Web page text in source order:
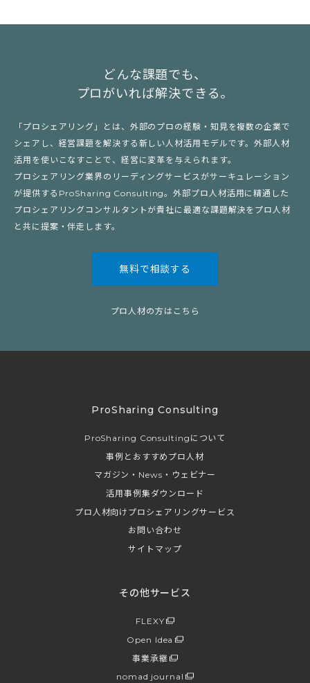
どんな課題でも、
プロがいれば解決できる。
「プロシェアリング」とは、外部のプロの経験・知見を複数の企業で
シェアし、経営課題を解決する新しい人材活用モデルです。外部人材
活用を使いこなすことで、経営に変革を与えられます。
プロシェアリング業界のリーディングサービスがサーキュレーション
が提供するProSharing Consulting。外部プロ人材活用に精通した
プロシェアリングコンサルタントが貴社に最適な課題解決をプロ人材
と共に提案・伴走します。
無料で相談する
プロ人材の方はこちら
ProSharing Consulting
ProSharing Consultingについて
事例とおすすめプロ人材
マガジン・News・ウェビナー
活用事例集ダウンロード
プロ人材向けプロシェアリングサービス
お問い合わせ
サイトマップ
その他サービス
FLEXY
Open Idea
事業承継
nomad journal